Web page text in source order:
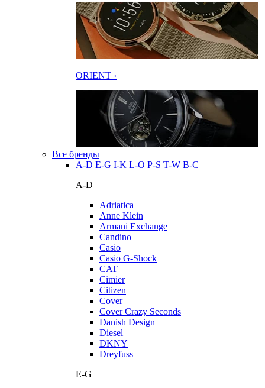
ORIENT ›
Все бренды
A-D E-G I-K L-O P-S T-W В-С
A-D
Adriatica
Anne Klein
Armani Exchange
Candino
Casio
Casio G-Shock
CAT
Cimier
Citizen
Cover
Cover Crazy Seconds
Danish Design
Diesel
DKNY
Dreyfuss
E-G